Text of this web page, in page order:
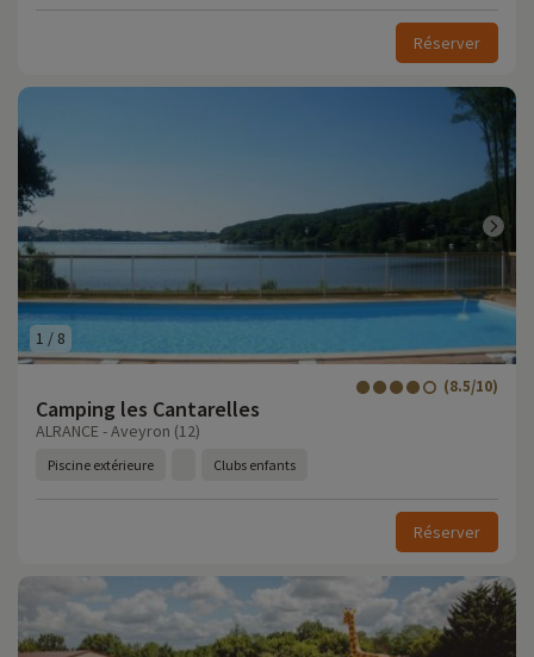
Réserver
1 / 8
Camping les Cantarelles
(8.5/10)
ALRANCE - Aveyron (12)
Piscine extérieure Clubs enfants
Réserver